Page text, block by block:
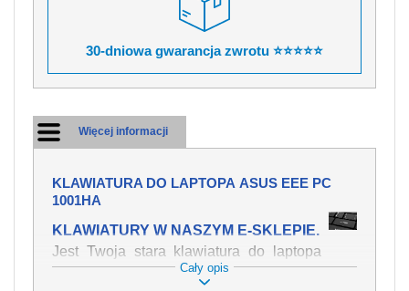
30-dniowa gwarancja zwrotu ⭐⭐⭐⭐⭐
Więcej informacji
KLAWIATURA DO LAPTOPA ASUS EEE PC
1001HA
KLAWIATURY W NASZYM E-SKLEPIE.
Jest Twoja stara klawiatura do laptopa
ASUS Eee PC 1001HA mechanicznie
uszkodzona, polałeś ją płynem, który
Cały opis